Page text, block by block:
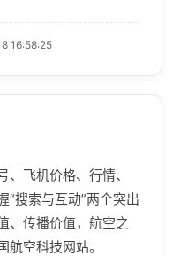
16:58:25
飞机价格、行情、
“搜索与互动”两个突出
、传播价值，航空之
空科技网站。